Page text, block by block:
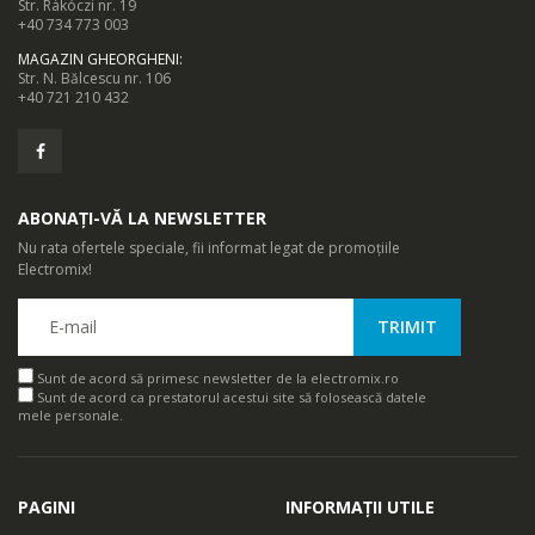
Str. Rákóczi nr. 19
+40 734 773 003
MAGAZIN GHEORGHENI:
Str. N. Bălcescu nr. 106
+40 721 210 432
ABONAȚI-VĂ LA NEWSLETTER
Nu rata ofertele speciale, fii informat legat de promoțiile
Electromix!
Sunt de acord să primesc newsletter de la electromix.ro
Sunt de acord ca prestatorul acestui site să folosească datele
mele personale.
PAGINI INFORMAȚII UTILE